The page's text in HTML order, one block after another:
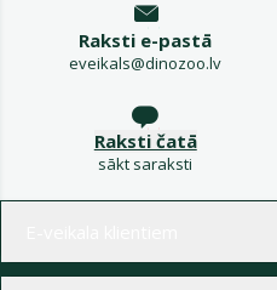
Raksti e-pastā
eveikals@dinozoo.lv
Raksti čatā
sākt saraksti